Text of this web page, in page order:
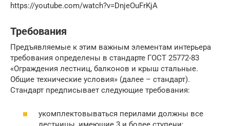
https://youtube.com/watch?v=DnjeOuFrKjA
Требования
Предъявляемые к этим важным элементам интерьера
требования определены в стандарте ГОСТ 25772-83
«Ограждения лестниц, балконов и крыш стальные.
Общие технические условия» (далее – стандарт).
Стандарт предписывает следующие требования:
укомплектовываться перилами должны все